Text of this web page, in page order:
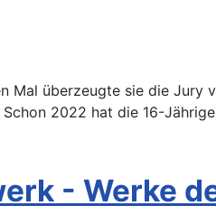
Mal überzeugte sie die
2022 hat die 16-
- Werke